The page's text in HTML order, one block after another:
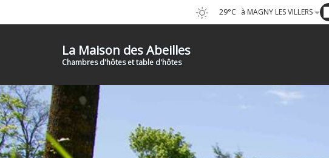
29°C à MAGNY LES VILLERS
La Maison des Abeilles
Chambres d'hôtes et table d'hôtes